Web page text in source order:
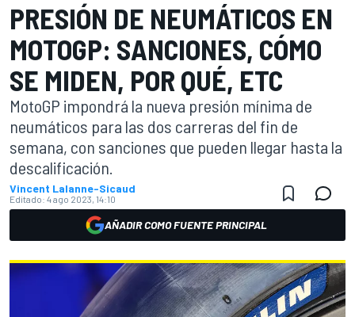
PRESIÓN DE NEUMÁTICOS EN
MOTOGP: SANCIONES, CÓMO
SE MIDEN, POR QUÉ, ETC
MotoGP impondrá la nueva presión mínima de
neumáticos para las dos carreras del fin de
semana, con sanciones que pueden llegar hasta la
descalificación.
Vincent Lalanne-Sicaud
Editado: 4 ago 2023, 14:10
AÑADIR COMO FUENTE PRINCIPAL